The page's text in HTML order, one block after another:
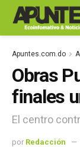
Apuntes.com.do
Obras
finales
El centro
por Redacción